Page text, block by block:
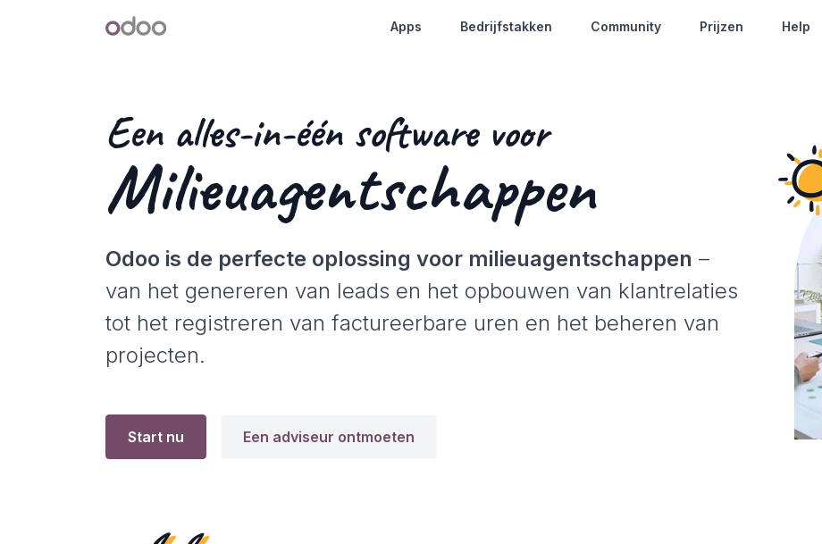
Odoo Apps Bedrijfstakken Community Prijzen Help
Een alles-in-één software voor
Milieuagentschappen
Odoo is de perfecte oplossing voor milieuagentschappen –
van het genereren van leads en het opbouwen van klantrelaties
tot het registreren van factureerbare uren en het beheren van
projecten.
Start nu Een adviseur ontmoeten